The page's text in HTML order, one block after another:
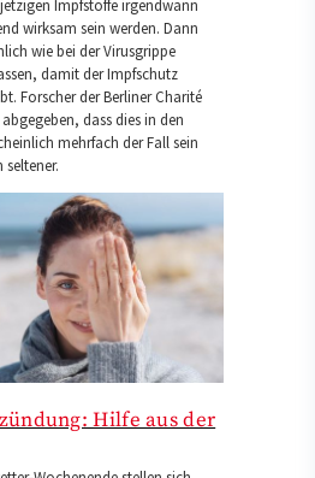
Impfstoffe irgendwann
wirksam sein werden. Dann
wie bei der Virusgrippe
damit der Impfschutz
Forscher der Berliner Charité
dass dies in den
mehrfach der Fall sein
Hilfe aus der